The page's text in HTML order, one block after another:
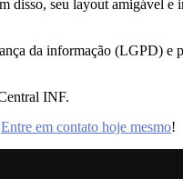
disso, seu layout amigável
da informação (LGPD) e
INF.
Entre em contato hoje mesmo!